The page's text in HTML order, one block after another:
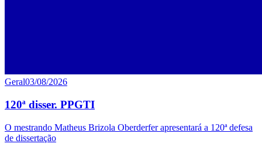
Geral03/08/2026
120ª disser. PPGTI
O mestrando Matheus Brizola Oberderfer apresentará a 120ª defesa
de dissertação